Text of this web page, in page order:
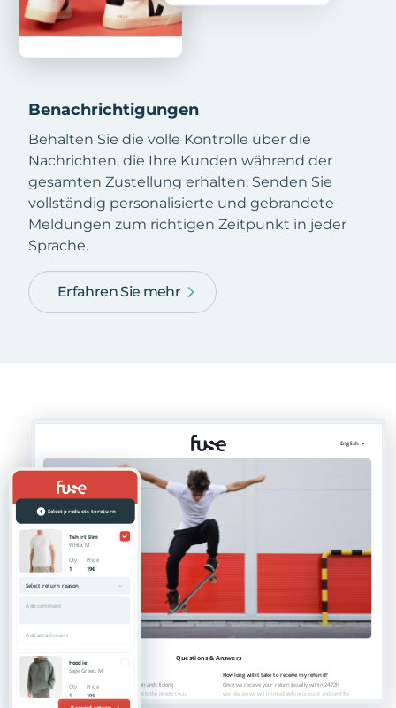
Benachrichtigungen
Behalten Sie die volle Kontrolle über die
Nachrichten, die Ihre Kunden während der
gesamten Zustellung erhalten. Senden Sie
vollständig personalisierte und gebrandete
Meldungen zum richtigen Zeitpunkt in jeder
Sprache.
Erfahren Sie mehr